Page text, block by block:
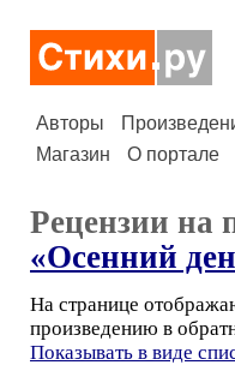
Авторы
Магазин
О портале
Рецензии на
«Осенний
На странице
произведению в
Показывать в виде